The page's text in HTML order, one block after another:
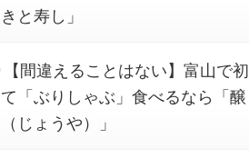
と寿し」
【間違えることはない】富山で初
「ぶりしゃぶ」食べるなら「醸
じょうや）」